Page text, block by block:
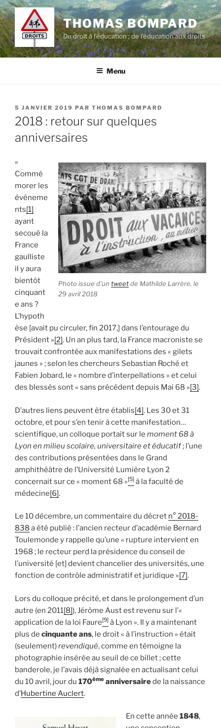
Aller
au
contenu
principal
THOMAS BOMPARD
Du droit à l’éducation ; de l'éducation aux droits
Menu
PUBLIÉ
LE
5 JANVIER 2019 PAR THOMAS BOMPARD
2018 : retour sur quelques
anniversaires
Photo issue d’un tweetde Mathilde Larrère, le
29 avril 2018
«
Commé
morer les
événeme
nts[1]
ayant
secoué la
France
gaulliste
il y aura
bientôt
cinquant
e ans ?
L’hypoth
èse [avait pu circuler, fin 2017,] dans l’entourage du
Président »[2]. Un an plus tard, la France macroniste se
trouvait confrontée aux manifestations des « gilets
jaunes » ; selon les chercheurs Sebastian Roché et
Fabien Jobard, le « nombre d’interpellations » et celui
des blessés sont « sans précédent depuis Mai 68 »[3].
D’autres liens peuvent être établis[4]. Les 30 et 31
octobre, et pour s’en tenir à cette manifestation…
scientifique, un colloque portait sur le moment 68 à
Lyon en milieu scolaire, universitaire et éducatif; l’une
des contributions présentées dans le Grand
amphithéâtre de l’Université Lumière Lyon 2
concernait sur ce « moment 68 »[5] à la faculté de
médecine[6].
Le 10 décembre, un commentaire du décret n° 2018-
838 a été publié : l’ancien recteur d’académie Bernard
Toulemonde y rappelle qu’une « rupture intervient en
1968 ; le recteur perd la présidence du conseil de
l’université [et] devient chancelier des universités, une
fonction de contrôle administratif et juridique »[7].
Lors du colloque précité, et dans le prolongement d’un
autre (en 2011[8]), Jérôme Aust est revenu sur l’«
application de la loi Faure[9] à Lyon ». Il y a maintenant
plus de cinquante ans, le droit « à l’instruction » était
(seulement)revendiqué, comme en témoigne la
photographie insérée au seuil de ce billet ; cette
banderole, je l’avais déjà signalée en actualisant celui
du 10 avril, jour du 170ème anniversairede la naissance
d’Hubertine Auclert.
En cette année 1848,